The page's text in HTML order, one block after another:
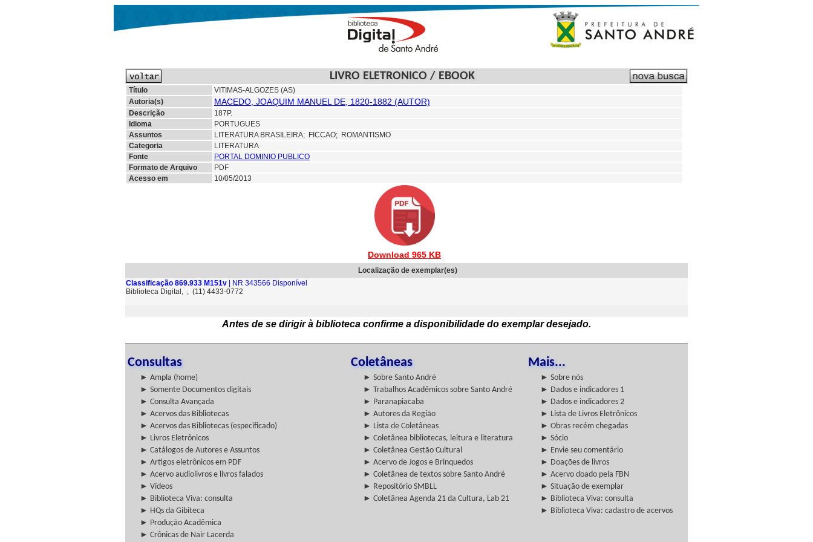
LIVRO ELETRONICO / EBOOK
Título
VITIMAS-ALGOZES (AS)
Autoria(s)
MACEDO, JOAQUIM MANUEL DE, 1820-1882 (AUTOR)
Descrição
187P.
Idioma
PORTUGUES
Assuntos
LITERATURA BRASILEIRA; FICCAO; ROMANTISMO
Categoria
LITERATURA
Fonte
PORTAL DOMINIO PUBLICO
Formato de Arquivo
PDF
Acesso em
10/05/2013
Download 965 KB
Localização de exemplar(es)
Classificação 869.933 M151v | NR 343566 Disponível
Biblioteca Digital, , (11) 4433-0772
Antes de se dirigir à biblioteca confirme a disponibilidade do exemplar desejado.
Consultas Coletâneas Mais...
► Ampla (home) ► Sobre Santo André
► Sobre nós
► Somente Documentos digitais
► Trabalhos Acadêmicos sobre Santo André
► Dados e indicadores 1
► Consulta Avançada
► Paranapiacaba
► Dados e indicadores 2
► Acervos das Bibliotecas
► Autores da Região
► Lista de Livros Eletrônicos
► Acervos das Bibliotecas (especificado)
► Lista de Coletâneas
► Obras recém chegadas
► Livros Eletrônicos
► Coletânea bibliotecas, leitura e literatura
► Sócio
► Catálogos de Autores e Assuntos
► Coletânea Gestão Cultural
► Envie seu comentário
► Artigos eletrônicos em PDF
► Acervo de Jogos e Brinquedos
► Doações de livros
► Acervo audiolivros e livros falados
► Coletânea de textos sobre Santo André
► Acervo doado pela FBN
► Vídeos
► Repositório SMBLL
► Situação de exemplar
► Biblioteca Viva: consulta
► Coletânea Agenda 21 da Cultura, Lab 21
► Biblioteca Viva: consulta
► HQs da Gibiteca
► Biblioteca Viva: cadastro de acervos
► Produção Acadêmica
► Crônicas de Nair Lacerda